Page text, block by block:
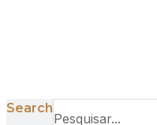
Search